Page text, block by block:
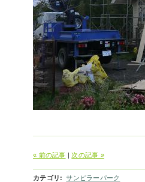
« 前の記事 |次の記事 »
カテゴリ : サンピラーパーク